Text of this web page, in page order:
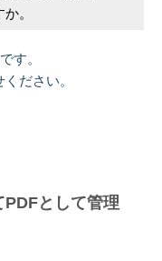
。
す。
ださい。
として管理